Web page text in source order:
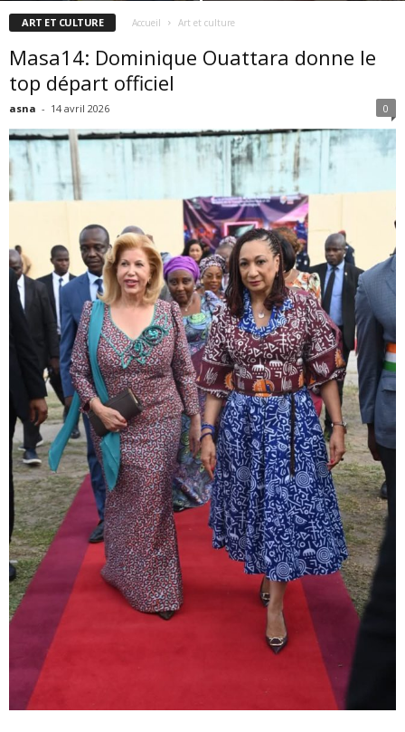
ART ET CULTURE Accueil Art et culture
Masa14: Dominique Ouattara donne le
top départ officiel
asna - 14 avril 2026 0